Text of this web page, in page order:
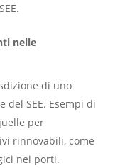
nelle
di uno
del SEE. Esempi di
per
rinnovabili, come
nei porti.